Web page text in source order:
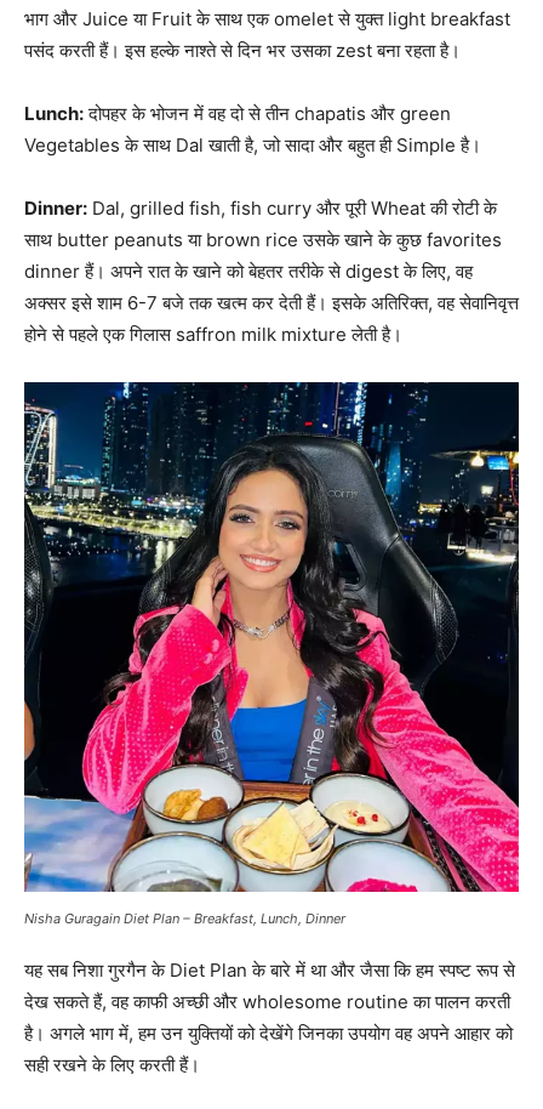
भाग और Juice या Fruit के साथ एक omelet से युक्त light breakfast
पसंद करती हैं। इस हल्के नाश्ते से दिन भर उसका zest बना रहता है।
Lunch:दोपहर के भोजन में वह दो से तीन chapatis और green
Vegetables के साथ Dal खाती है, जो सादा और बहुत ही Simple है।
Dinner: Dal, grilled fish, fish curry और पूरी Wheat की रोटी के
साथ butter peanuts या brown rice उसके खाने के कुछ favorites
dinner हैं। अपने रात के खाने को बेहतर तरीके से digest के लिए, वह
अक्सर इसे शाम 6-7 बजे तक खत्म कर देती हैं। इसके अतिरिक्त, वह सेवानिवृत्त
होने से पहले एक गिलास saffron milk mixture लेती है।
Nisha Guragain Diet Plan – Breakfast, Lunch, Dinner
यह सब निशा गुरगैन के Diet Plan के बारे में था और जैसा कि हम स्पष्ट रूप से
देख सकते हैं, वह काफी अच्छी और wholesome routine का पालन करती
है। अगले भाग में, हम उन युक्तियों को देखेंगे जिनका उपयोग वह अपने आहार को
सही रखने के लिए करती हैं।